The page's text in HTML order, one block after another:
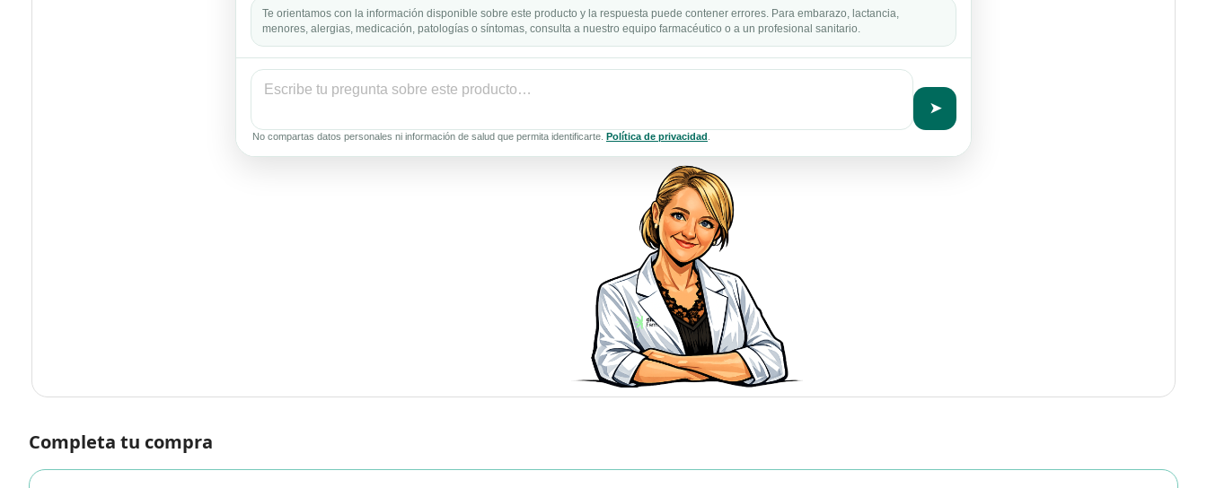
Te orientamos con la información disponible sobre este producto y la respuesta puede contener errores. Para embarazo, lactancia,
menores, alergias, medicación, patologías o síntomas, consulta a nuestro equipo farmacéutico o a un profesional sanitario.
➤
No compartas datos personales ni información de salud que permita identificarte. Política de privacidad
Completa tu compra